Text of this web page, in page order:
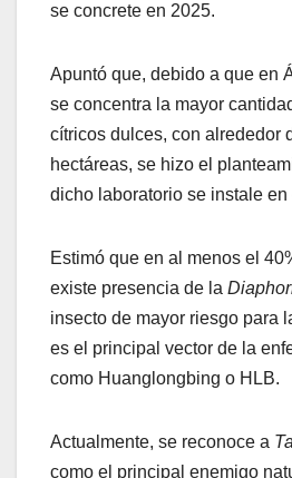
se concrete en 2025.
Apuntó que, debido a que en
se concentra la mayor
cítricos dulces, con alrededor
hectáreas, se hizo el
dicho laboratorio se instale
Estimó que en al menos el
existe presencia de la
insecto de mayor riesgo para
es el principal vector de la
como Huanglongbing o HLB.
Actualmente, se reconoce a
como el principal enemigo